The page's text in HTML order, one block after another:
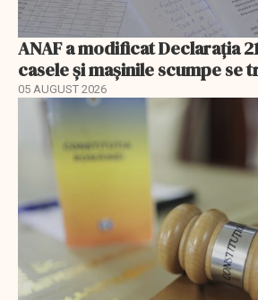
ANAF a modificat Declarația
casele și mașinile scumpe se
05 AUGUST 2026